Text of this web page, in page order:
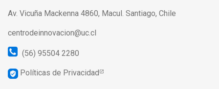
Av. Vicuña Mackenna 4860, Macul. Santiago, Chile
centrodeinnovacion@uc.cl
(56) 95504 2280
verified_user Políticas de Privacidad